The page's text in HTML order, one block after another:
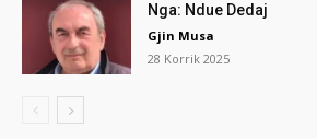
Nga: Ndue Dedaj
Gjin Musa
28 Korrik 2025